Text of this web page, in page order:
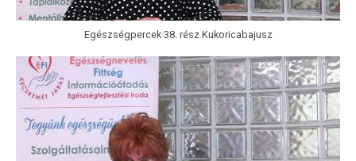
Egészségpercek 38. rész Kukoricabajusz